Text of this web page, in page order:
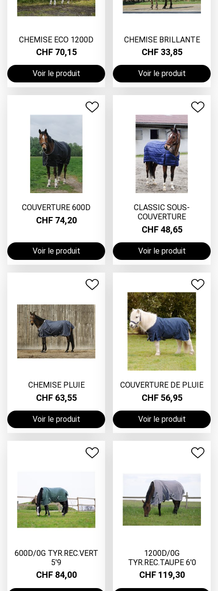
CHEMISE ECO 1200D
CHF 70,15
Voir le produit
CHEMISE BRILLANTE
CHF 33,85
Voir le produit
COUVERTURE 600D
CHF 74,20
Voir le produit
CLASSIC SOUS-
COUVERTURE
CHF 48,65
Voir le produit
CHEMISE PLUIE
CHF 63,55
Voir le produit
COUVERTURE DE PLUIE
CHF 56,95
Voir le produit
600D/0G TYR.REC.VERT
5'9
CHF 84,00
1200D/0G
TYR.REC.TAUPE 6'0
CHF 119,30